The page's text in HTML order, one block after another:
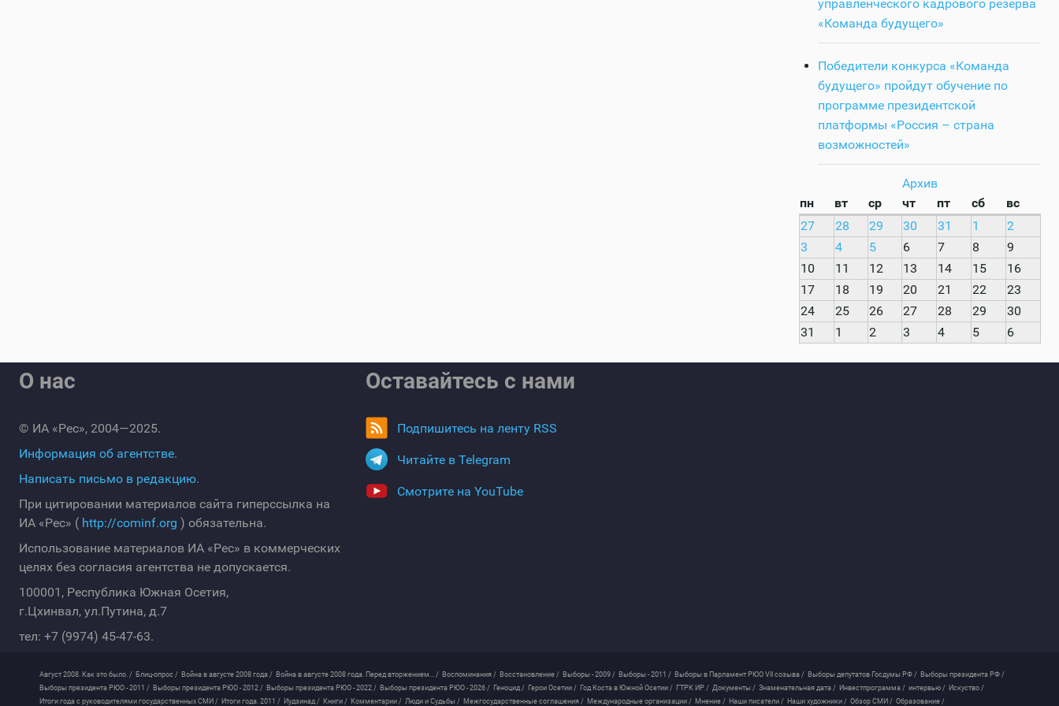
управленческого кадрового резерва
«Команда будущего»
Победители конкурса «Команда
будущего» пройдут обучение по
программе президентской
платформы «Россия – страна
возможностей»
Архив
пн
вт ср чт пт сб
вс
27
28 29 30 31 1
2
3
4 5 6 7 8
9
10
11 12 13 14 15
16
17
18 19 20 21 22
23
24
25 26 27 28 29
30
31
1 2 3 4 5 6
О нас
© ИА «Рес», 2004—2025.
Информация об агентстве.
Написать письмо в редакцию.
При цитировании материалов сайта гиперссылка на
ИА «Рес» ( http://cominf.org ) обязательна.
Использование материалов ИА «Рес» в коммерческих
целях без согласия агентства не допускается.
100001, Республика Южная Осетия,
г.Цхинвал, ул.Путина, д.7
тел: +7 (9974) 45-47-63.
Оставайтесь с нами
Подпишитесь на ленту RSS
Читайте в Telegram
Смотрите на YouTube
Август 2008. Как это было. / Блиц-опрос / Война в августе 2008 года / Война в августе 2008 года. Перед вторжением... / Воспоминания / Восстановление / Выборы - 2009 / Выборы - 2011 / Выборы в Парламент РЮО VII созыва / Выборы депутатов Госдумы РФ / Выборы президента РФ /
Выборы президента РЮО - 2011 / Выборы президента РЮО - 2012 / Выборы президента РЮО - 2022 / Выборы президента РЮО - 2026 / Геноцид / Герои Осетии / Год Коста в Южной Осетии / ГТРК ИР / Документы / Знаменательная дата / Инвестпрограмма / интервью / Искуство /
Итоги года с руководителями государственных СМИ / Итоги года. 2011 / Иудзинад / Книги / Комментарии / Люди и Судьбы / Межгосударственные соглашения / Международные организации / Мнение / Наши писатели / Наши художники / Обзор СМИ / Образование /